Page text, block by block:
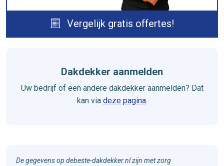
Vergelijk gratis offertes!
Dakdekker aanmelden
Uw bedrijf of een andere dakdekker aanmelden? Dat
kan via deze pagina.
De gegevens op debeste-dakdekker.nl zijn met zorg